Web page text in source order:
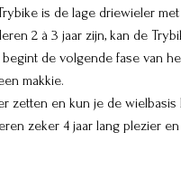
is de lage driewieler
2 à 3 jaar zijn, kan de
de volgende fase van
makkie.
zetten en kun je de
zeker 4 jaar lang plezier